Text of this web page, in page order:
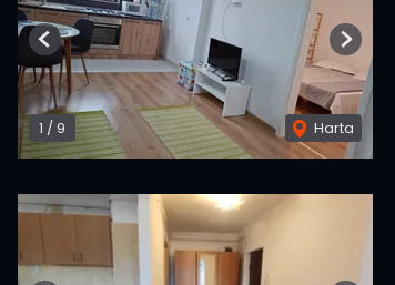
1 / 9 Harta
Previous Next